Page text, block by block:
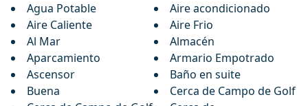
Agua Potable
Aire acondicionado
Aire Caliente
Aire Frio
Al Mar
Almacén
Aparcamiento
Armario Empotrado
Ascensor
Baño en suite
Buena
Cerca de Campo de Golf